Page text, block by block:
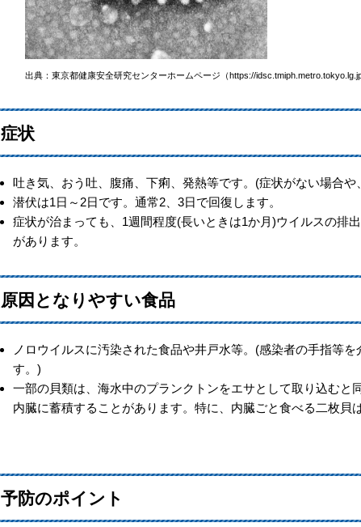
出典：東京都健康安全研究センターホームページ（https://
症状
吐き気、おう吐、腹痛、下痢、発熱等です。(症状がない場合
潜伏は1日～2日です。通常2、3日で回復します。
症状が治まっても、1週間程度(長いときは1か月)ウイルスの排
があります。
原因となりやすい食品
ノロウイルスに汚染された食品や井戸水等。(感染者の手指等を
す。)
一部の貝類は、海水中のプランクトンをエサとして取り込むと
内臓に蓄積することがあります。特に、内臓ごと食べる二枚貝
予防のポイント